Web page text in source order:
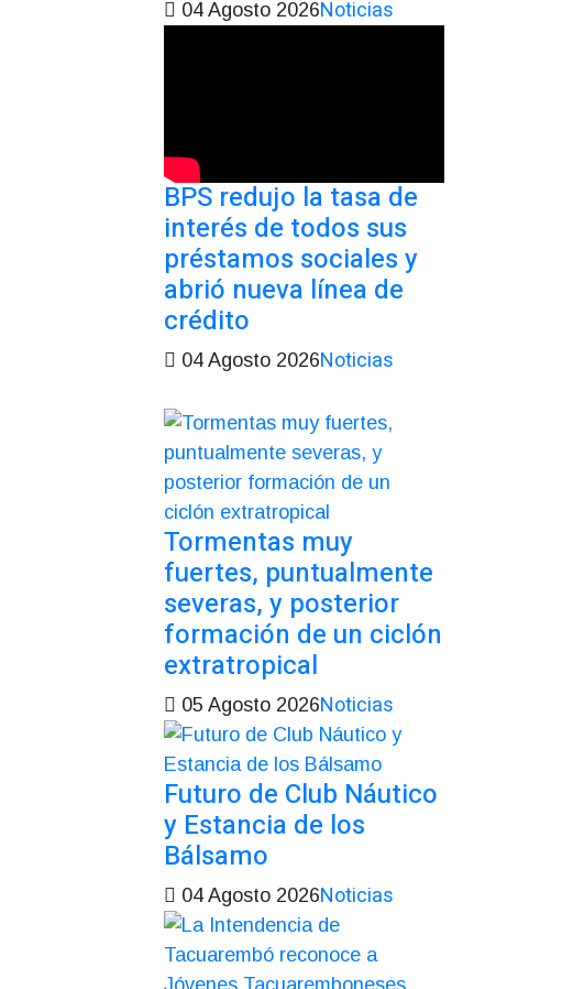
04 Agosto 2026Noticias
BPS redujo la tasa de
interés de todos sus
préstamos sociales y
abrió nueva línea de
crédito
04 Agosto 2026Noticias
Tormentas muy
fuertes, puntualmente
severas, y posterior
formación de un ciclón
extratropical
05 Agosto 2026Noticias
Futuro de Club Náutico
y Estancia de los
Bálsamo
04 Agosto 2026Noticias